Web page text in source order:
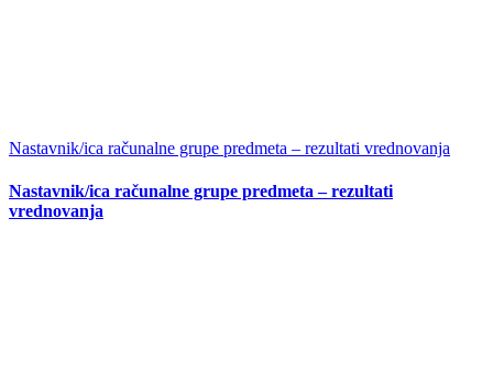
Nastavnik/ica računalne grupe predmeta – rezultati vrednovanja
Nastavnik/ica računalne grupe predmeta – rezultati
vrednovanja